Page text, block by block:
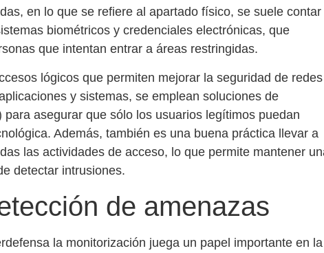
en lo que se refiere al apartado físico, se suele contar
biométricos y credenciales electrónicas, que
que intentan entrar a áreas restringidas.
lógicos que permiten mejorar la seguridad de redes
y sistemas, se emplean soluciones de
para asegurar que sólo los usuarios legítimos puedan
Además, también es una buena práctica llevar a
las actividades de acceso, lo que permite mantener
detectar intrusiones.
de amenazas
la monitorización juega un papel importante en la